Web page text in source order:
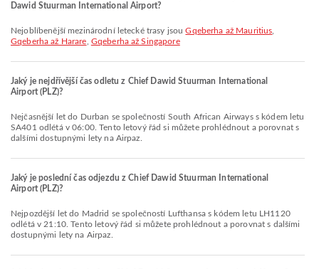
Dawid Stuurman International Airport?
Nejoblíbenější mezinárodní letecké trasy jsouGqeberha až Mauritius
Gqeberha až Harare Gqeberha až Singapore
Jaký je nejdřívější čas odletu z Chief Dawid Stuurman International
Airport (PLZ)?
Nejčasnější let do Durban se společností South African Airways s kódem letu
SA401 odlétá v 06:00. Tento letový řád si můžete prohlédnout a porovnat s
dalšími dostupnými lety na Airpaz.
Jaký je poslední čas odjezdu z Chief Dawid Stuurman International
Airport (PLZ)?
Nejpozdější let do Madrid se společností Lufthansa s kódem letu LH1120
odlétá v 21:10. Tento letový řád si můžete prohlédnout a porovnat s dalšími
dostupnými lety na Airpaz.